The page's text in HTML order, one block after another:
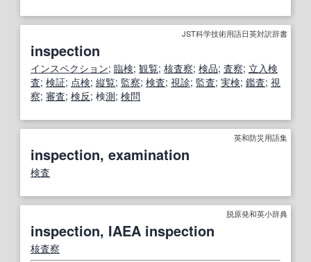
JST科学技術用語日英対訳辞書
inspection
インスペクション; 臨検; 観覧; 核査察; 検品; 査察; 立入検
査; 検証; 点検; 縦覧; 監察; 検査; 視診; 監査; 実検; 鑑査; 視
察; 審査; 検反; 検測; 検問
英和防災用語集
inspection, examination
検査
脱原発和英小辞典
inspection, IAEA inspection
核査察